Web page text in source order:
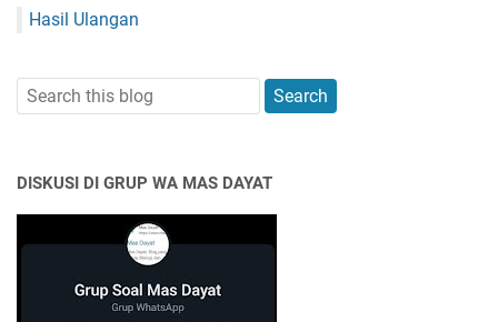
Hasil Ulangan
DISKUSI DI GRUP WA MAS DAYAT